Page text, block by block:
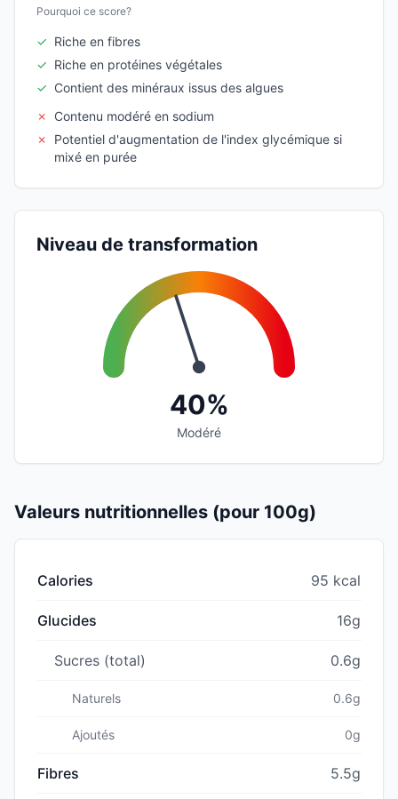
Pourquoi ce score?
✓ Riche en fibres
✓ Riche en protéines végétales
✓ Contient des minéraux issus des algues
✗
Contenu modéré en sodium
✗
Potentiel d'augmentation de l'index glycémique si
mixé en purée
Niveau de transformation
40%
Modéré
Valeurs nutritionnelles (pour 100g)
Calories 95 kcal
Glucides 16g
Sucres (total) 0.6g
Naturels 0.6g
Ajoutés 0g
Fibres 5.5g